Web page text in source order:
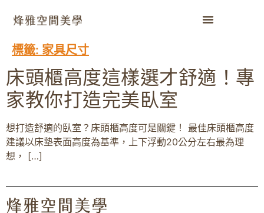
標籤: 家具尺寸
床頭櫃高度這樣選才舒適！專
家教你打造完美臥室
想打造舒適的臥室？床頭櫃高度可是關鍵！ 最佳床頭櫃高度
建議以床墊表面高度為基準，上下浮動20公分左右最為理
想， […]